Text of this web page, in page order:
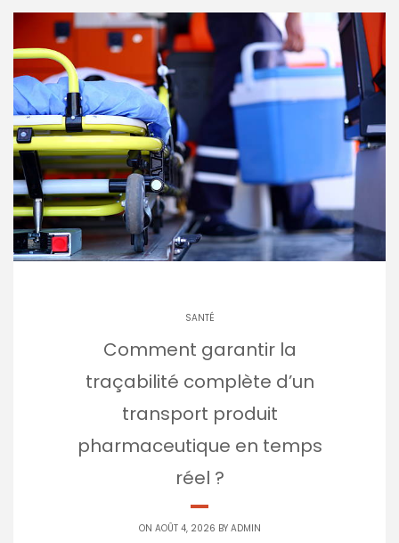
SANTÉ
Comment garantir la
traçabilité complète d’un
transport produit
pharmaceutique en temps
réel ?
ON AOÛT 4, 2026 BY ADMIN